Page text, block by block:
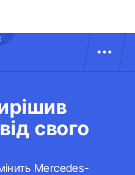
свого
Mercedes-